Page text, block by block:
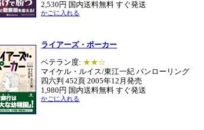
2,530円 国内送料無料 すぐ発送
かごに入れる
ライアーズ・ポーカー
ベテラン度: ★★☆
マイケル・ルイス/東江一紀 パンローリング
四六判 452頁 2005年12月発売
1,980円 国内送料無料 すぐ発送
かごに入れる